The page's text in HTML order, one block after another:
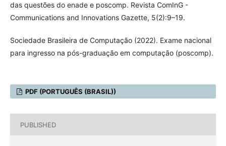
das questões do enade e poscomp. Revista ComInG -
Communications and Innovations Gazette, 5(2):9–19.
Sociedade Brasileira de Computação (2022). Exame nacional
para ingresso na pós-graduação em computação (poscomp).
PDF (PORTUGUÊS (BRASIL))
PUBLISHED